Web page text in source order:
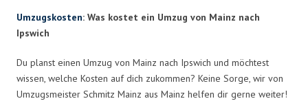
Umzugskosten: Was kostet ein Umzug von Mainz nach
Ipswich
Du planst einen Umzug von Mainz nach Ipswich und möchtest
wissen, welche Kosten auf dich zukommen? Keine Sorge, wir von
Umzugsmeister Schmitz Mainz aus Mainz helfen dir gerne weiter!